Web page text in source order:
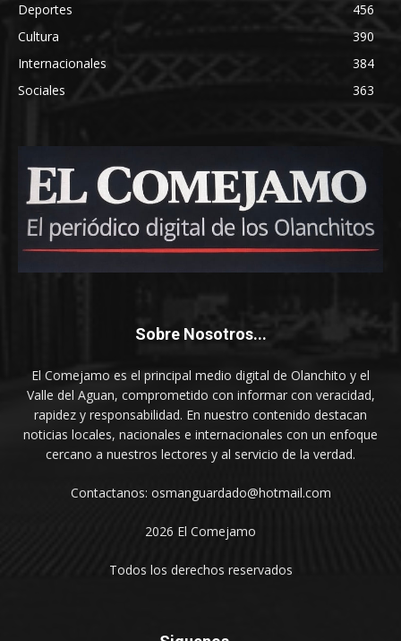
Deportes
456
Cultura
390
Internacionales
384
Sociales
363
Sobre Nosotros...
El Comejamo es el principal medio digital de Olanchito y el
Valle del Aguan, comprometido con informar con veracidad,
rapidez y responsabilidad. En nuestro contenido destacan
noticias locales, nacionales e internacionales con un enfoque
cercano a nuestros lectores y al servicio de la verdad.
Contactanos: osmanguardado@hotmail.com
2026 El Comejamo
Todos los derechos reservados